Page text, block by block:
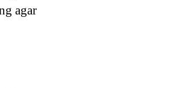
agar